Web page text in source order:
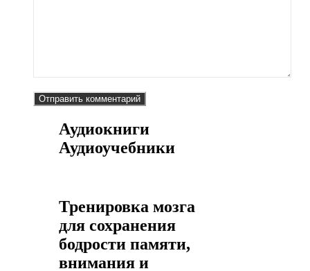
Аудиокниги
Аудиоучебники
Тренировка мозга
для сохранения
бодрости памяти,
внимания и